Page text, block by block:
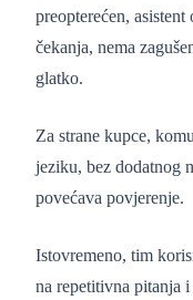
preopterećen,
čekanja, nema
glatko.
Za strane kupce,
jeziku, bez dodatnog
povećava povjerenje.
Istovremeno, tim
na repetitivna pitanja